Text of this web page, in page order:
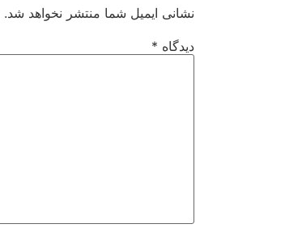
نشانی ایمیل شما منتشر نخواهد شد.
دیدگاه *